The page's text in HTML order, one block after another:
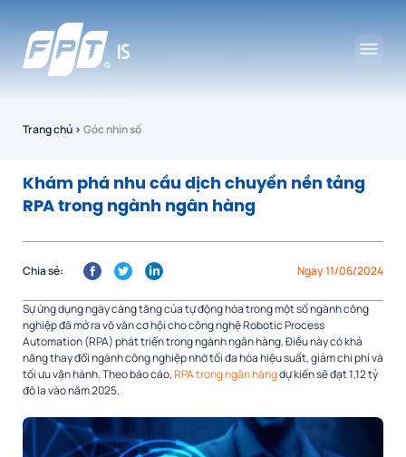
Trang chủ › Góc nhìn số
Khám phá nhu cầu dịch chuyển nền tảng
RPA trong ngành ngân hàng
Ngày 11/06/2024
Chia sẻ:
Sự ứng dụng ngày càng tăng của tự động hóa trong một số ngành công
nghiệp đã mở ra vô vàn cơ hội cho công nghệ Robotic Process
Automation (RPA) phát triển trong ngành ngân hàng. Điều này có khả
năng thay đổi ngành công nghiệp nhờ tối đa hóa hiệu suất, giảm chi phí và
tối ưu vận hành. Theo báo cáo,RPA trong ngân hàngdự kiến sẽ đạt 1,12 tỷ
đô la vào năm 2025.